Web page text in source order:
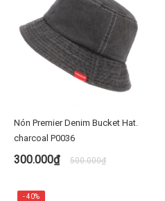
Nón Premier Denim Bucket Hat.
charcoal P0036
300.000₫ 500.000₫
- 40%